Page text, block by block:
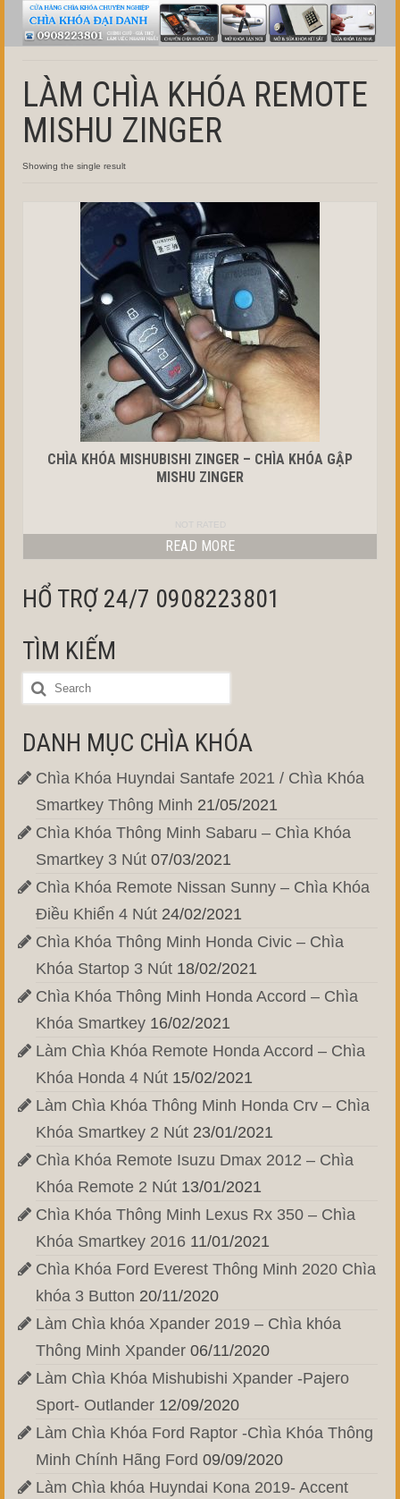
LÀM CHÌA KHÓA REMOTE
MISHU ZINGER
Showing the single result
CHÌA KHÓA MISHUBISHI ZINGER – CHÌA KHÓA GẬP
MISHU ZINGER
NOT RATED
READ MORE
HỔ TRỢ 24/7 0908223801
TÌM KIẾM
DANH MỤC CHÌA KHÓA
Chìa Khóa Huyndai Santafe 2021 / Chìa Khóa
Smartkey Thông Minh 21/05/2021
Chìa Khóa Thông Minh Sabaru – Chìa Khóa
Smartkey 3 Nút 07/03/2021
Chìa Khóa Remote Nissan Sunny – Chìa Khóa
Điều Khiển 4 Nút 24/02/2021
Chìa Khóa Thông Minh Honda Civic – Chìa
Khóa Startop 3 Nút 18/02/2021
Chìa Khóa Thông Minh Honda Accord – Chìa
Khóa Smartkey 16/02/2021
Làm Chìa Khóa Remote Honda Accord – Chìa
Khóa Honda 4 Nút 15/02/2021
Làm Chìa Khóa Thông Minh Honda Crv – Chìa
Khóa Smartkey 2 Nút 23/01/2021
Chìa Khóa Remote Isuzu Dmax 2012 – Chìa
Khóa Remote 2 Nút 13/01/2021
Chìa Khóa Thông Minh Lexus Rx 350 – Chìa
Khóa Smartkey 2016 11/01/2021
Chìa Khóa Ford Everest Thông Minh 2020 Chìa
khóa 3 Button 20/11/2020
Làm Chìa khóa Xpander 2019 – Chìa khóa
Thông Minh Xpander 06/11/2020
Làm Chìa Khóa Mishubishi Xpander -Pajero
Sport- Outlander 12/09/2020
Làm Chìa Khóa Ford Raptor -Chìa Khóa Thông
Minh Chính Hãng Ford 09/09/2020
Làm Chìa khóa Huyndai Kona 2019- Accent